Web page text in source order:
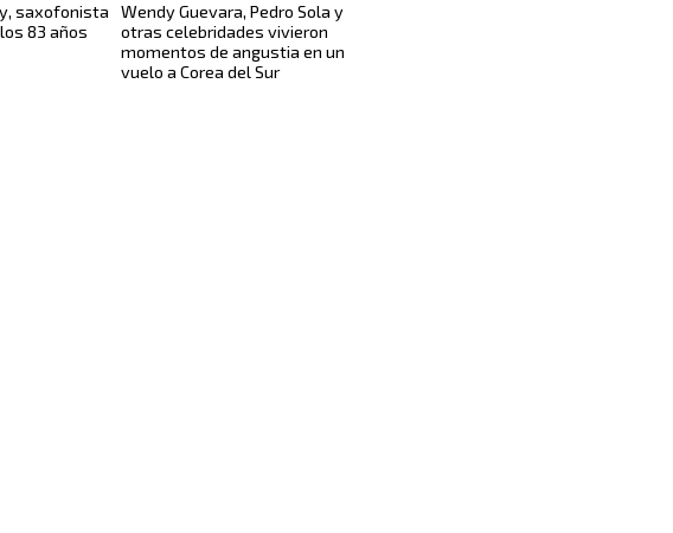
saxofonista
83 años
Wendy Guevara, Pedro Sola y
otras celebridades vivieron
momentos de angustia en un
vuelo a Corea del Sur